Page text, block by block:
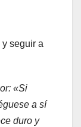
seguir a
«Si
a sí
duro y